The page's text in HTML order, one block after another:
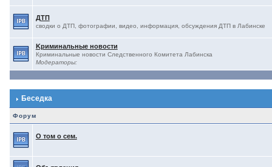
ДТП
сводки о ДТП, фотографии, видео, информация, обсуждения ДТП в Лабинске
Kриминальные новости
Криминальные новости Следственного Комитета Лабинска
Модераторы:
Беседка
Форум
О том о сем.